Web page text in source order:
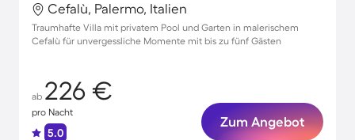
Cefalù, Palermo, Italien
Traumhafte Villa mit privatem Pool und Garten in malerischem
Cefalù für unvergessliche Momente mit bis zu fünf Gästen
ab 226 €
pro Nacht
5.0
Zum Angebot